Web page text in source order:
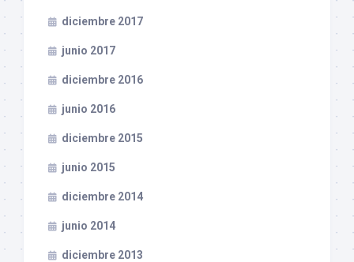
diciembre 2017
junio 2017
diciembre 2016
junio 2016
diciembre 2015
junio 2015
diciembre 2014
junio 2014
diciembre 2013